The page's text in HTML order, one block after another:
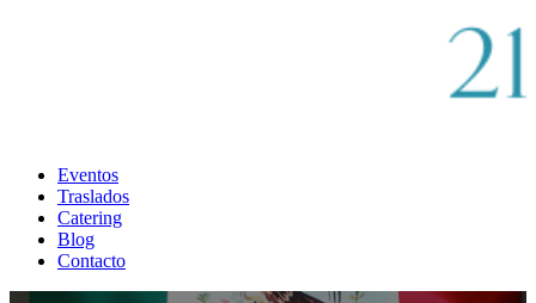
Eventos
Traslados
Catering
Blog
Contacto